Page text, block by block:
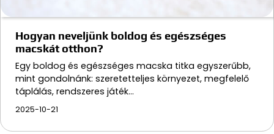
Hogyan neveljünk boldog és egészséges
macskát otthon?
Egy boldog és egészséges macska titka egyszerűbb,
mint gondolnánk: szeretetteljes környezet, megfelelő
táplálás, rendszeres játék…
2025-10-21